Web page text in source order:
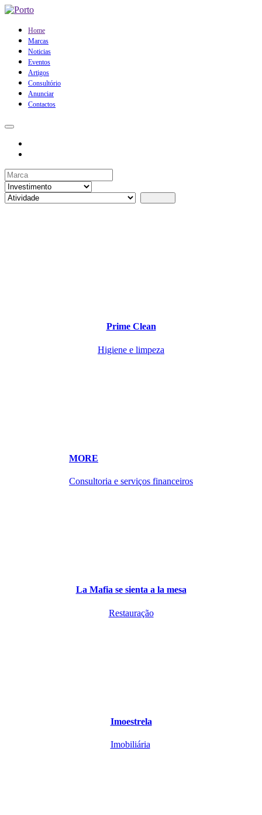
Home
Marcas
Noticias
Eventos
Artigos
Consultório
Anunciar
Contactos
Prime Clean
Higiene e limpeza
MORE
Consultoria e serviços financeiros
La Mafia se sienta a la mesa
Restauração
Imoestrela
Imobiliária